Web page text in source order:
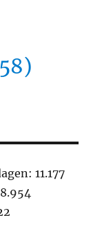
11.177